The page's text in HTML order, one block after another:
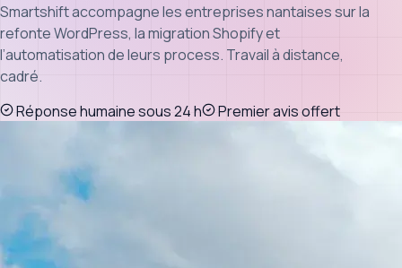
Smartshift accompagne les entreprises nantaises sur la
refonte WordPress, la migration Shopify et
l’automatisation de leurs process. Travail à distance,
cadré.
Réponse humaine sous 24 h
Premier avis offert